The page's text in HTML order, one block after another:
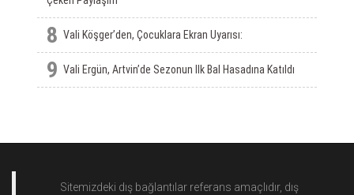
8 Vali Köşger’den, Çocuklara Ekran Uyarısı:
9 Vali Ergün, Artvin’de Sezonun Ilk Bal Hasadına Katıldı
Sitemizdeki dış bağlantılar referans amaçlıdır, dış